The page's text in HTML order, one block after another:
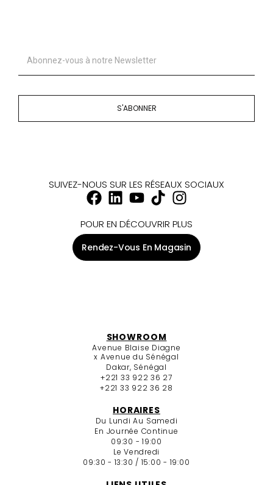
S'ABONNER
SUIVEZ-NOUS SUR LES RÉSEAUX SOCIAUX
POUR EN DÉCOUVRIR PLUS
Rendez-Vous En Magasin
SHOWROOM
Avenue Blaise Diagne
x Avenue du Sénégal
Dakar, Sénégal
+221 33 922 36 27
+221 33 922 36 28
HORAIRES
Du Lundi Au Samedi
En Journée Continue
09:30 - 19:00
Le Vendredi
09:30 - 13:30 / 15:00 - 19:00